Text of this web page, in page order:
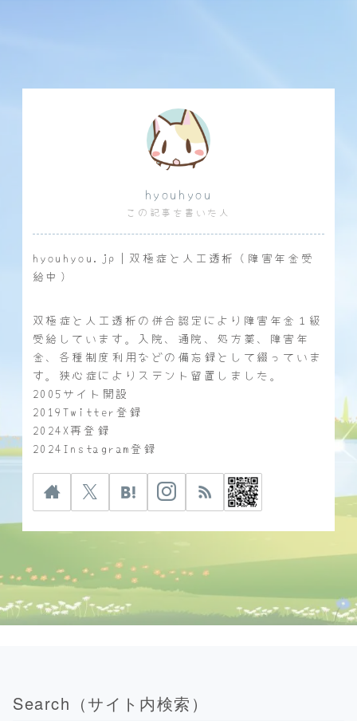
hyouhyou
この記事を書いた人
hyouhyou.jp｜双極症と人工透析（障害年金受
給中）
双極症と人工透析の併合認定により障害年金１級
受給しています。入院、通院、処方薬、障害年
金、各種制度利用などの備忘録として綴っていま
す。狭心症によりステント留置しました。
2005サイト開設
2019Twitter登録
2024X再登録
2024Instagram登録
Search（サイト内検索）